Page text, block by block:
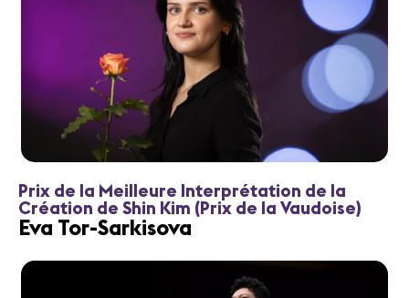
Prix de la Meilleure Interprétation de la
Création de Shin Kim (Prix de la Vaudoise)
Eva Tor-Sarkisova